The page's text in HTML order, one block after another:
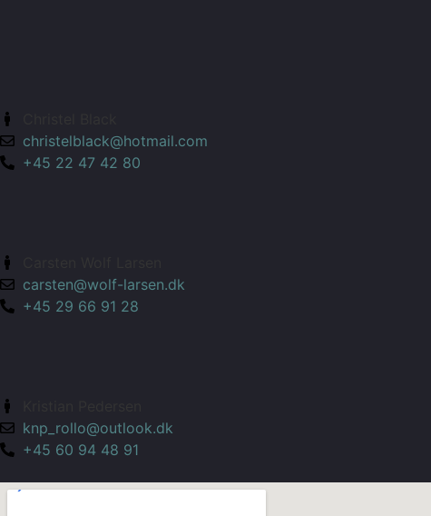
christelblack@hotmail.com
+45 22 47 42 80
carsten@wolf-larsen.dk
+45 29 66 91 28
knp_rollo@outlook.dk
+45 60 94 48 91